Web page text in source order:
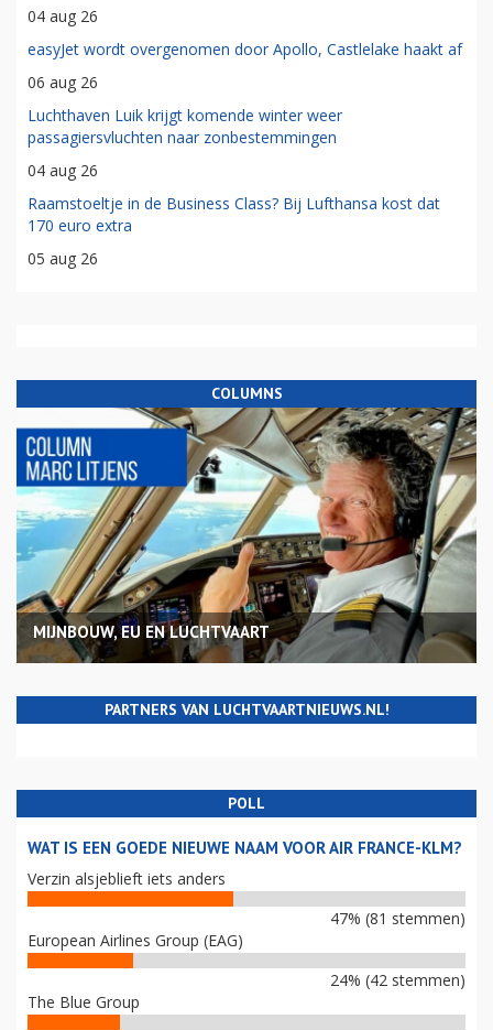
04 aug 26
easyJet wordt overgenomen door Apollo, Castlelake haakt af
06 aug 26
Luchthaven Luik krijgt komende winter weer
passagiersvluchten naar zonbestemmingen
04 aug 26
Raamstoeltje in de Business Class? Bij Lufthansa kost dat
170 euro extra
05 aug 26
COLUMNS
MIJNBOUW, EU EN LUCHTVAART
PARTNERS VAN LUCHTVAARTNIEUWS.NL!
POLL
WAT IS EEN GOEDE NIEUWE NAAM VOOR AIR FRANCE-KLM?
Verzin alsjeblieft iets anders
47% (81 stemmen)
European Airlines Group (EAG)
24% (42 stemmen)
The Blue Group